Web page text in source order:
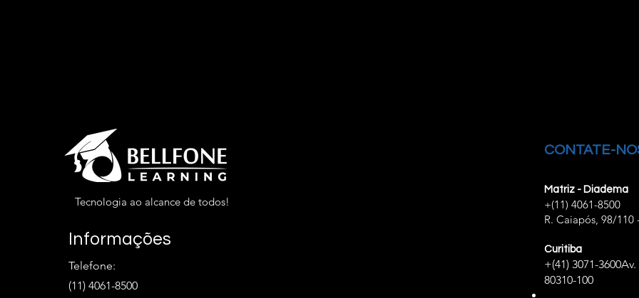
Tecnologia ao alcance de todos!
Informações
Telefone:
(11) 4061-8500
CONTATE-
Matriz - Diadema
+(11) 4061-8500
R. Caiapós, 98/110
Curitiba
+(41) 3071-3600
80310-100